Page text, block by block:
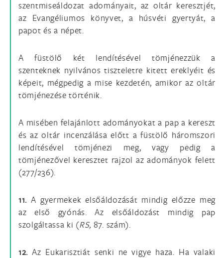
szentmiseáldozat adományait, az oltár keresztjét,
az Evangéliumos könyvet, a húsvéti gyertyát, a
papot és a népet.
A füstölő két lendítésével tömjénezzük a
szenteknek nyilvános tiszteletre kitett ereklyéit és
képeit, mégpedig a mise kezdetén, amikor az oltár
tömjénezése történik.
A misében felajánlott adományokat a pap a kereszt
és az oltár incenzálása előtt a füstölő háromszori
lendítésével tömjénezi meg, vagy pedig a
tömjénezővel keresztet rajzol az adományok felett
(277/236).
11. A gyermekek elsőáldozását mindig előzze meg
az első gyónás. Az elsőáldozást mindig pap
szolgáltassa ki (RS, 87. szám).
12. Az Eukarisztiát senki ne vigye haza. Ha valaki